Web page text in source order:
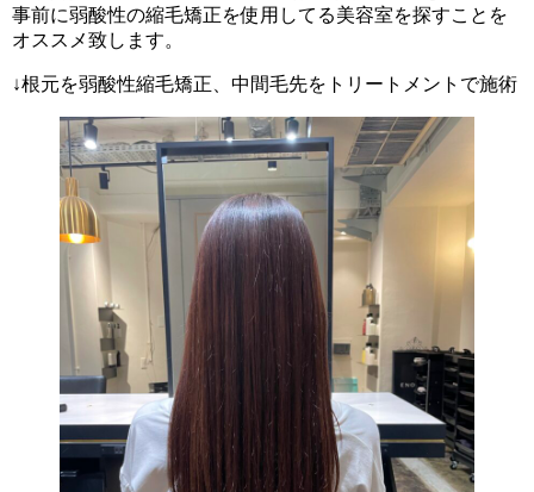
事前に弱酸性の縮毛矯正を使用してる美容室を探すことを
オススメ致します。
↓根元を弱酸性縮毛矯正、中間毛先をトリートメントで施術